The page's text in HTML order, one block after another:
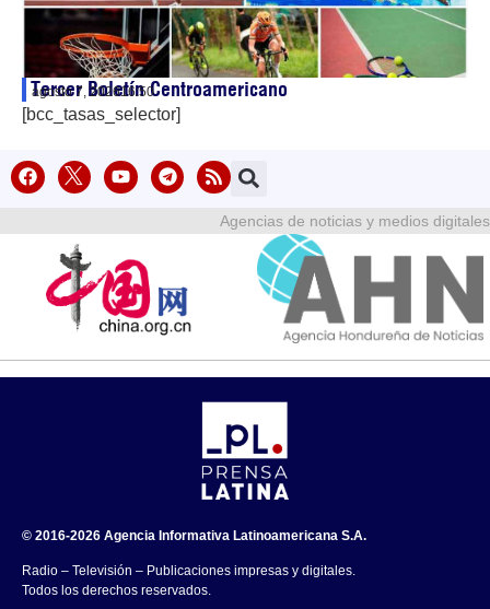
Tercer Boletín Centroamericano
agosto 7, 202616:50
[bcc_tasas_selector]
Agencias de noticias y medios digitales
© 2016-2026 Agencia Informativa Latinoamericana S.A.
Radio – Televisión – Publicaciones impresas y digitales.
Todos los derechos reservados.